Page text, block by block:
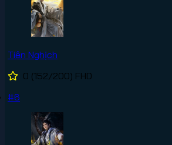
Tiên Nghịch
0 (152/200) FHD
#6